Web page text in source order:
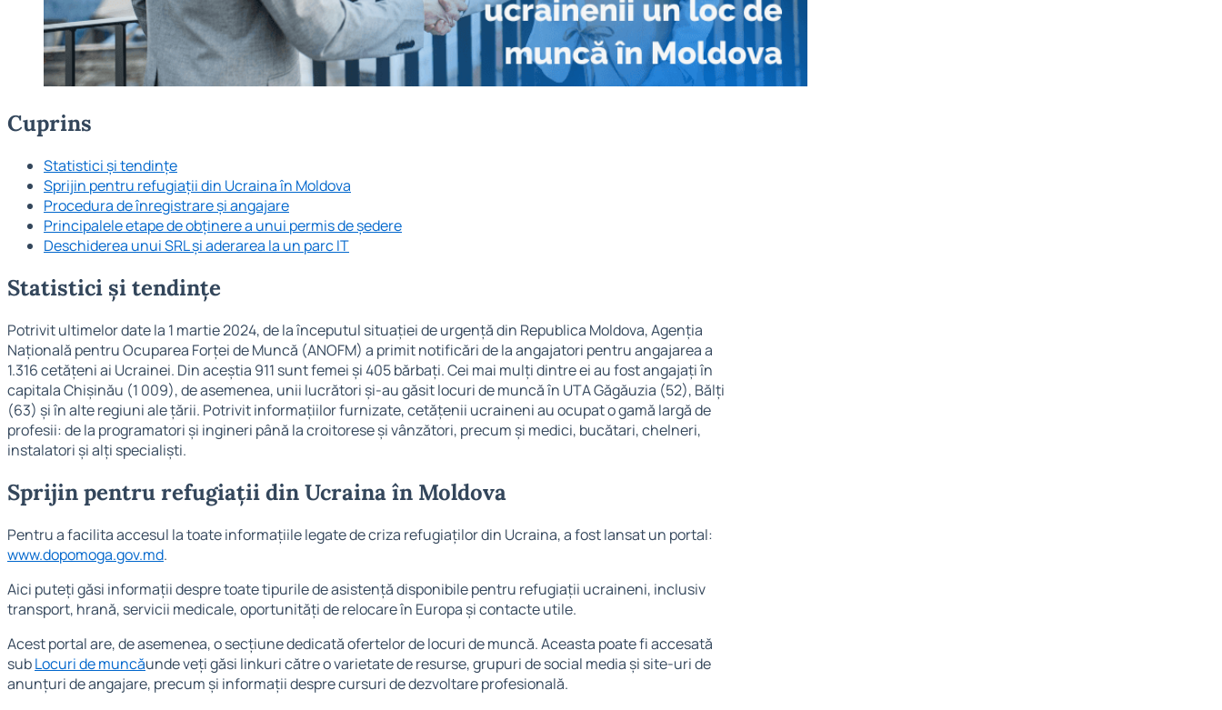
Cuprins
Statistici și tendințe
Sprijin pentru refugiații din Ucraina în Moldova
Procedura de înregistrare și angajare
Principalele etape de obținere a unui permis de ședere
Deschiderea unui SRL și aderarea la un parc IT
Statistici și tendințe
Potrivit ultimelor date la 1 martie 2024, de la începutul situației de urgență din Republica Moldova, Agenția
Națională pentru Ocuparea Forței de Muncă (ANOFM) a primit notificări de la angajatori pentru angajarea a
1.316 cetățeni ai Ucrainei. Din aceștia 911 sunt femei și 405 bărbați. Cei mai mulți dintre ei au fost angajați în
capitala Chișinău (1 009), de asemenea, unii lucrători și-au găsit locuri de muncă în UTA Găgăuzia (52), Bălți
(63) și în alte regiuni ale țării. Potrivit informațiilor furnizate, cetățenii ucraineni au ocupat o gamă largă de
profesii: de la programatori și ingineri până la croitorese și vânzători, precum și medici, bucătari, chelneri,
instalatori și alți specialiști.
Sprijin pentru refugiații din Ucraina în Moldova
Pentru a facilita accesul la toate informațiile legate de criza refugiaților din Ucraina, a fost lansat un portal:
www.dopomoga.gov.md.
Aici puteți găsi informații despre toate tipurile de asistență disponibile pentru refugiații ucraineni, inclusiv
transport, hrană, servicii medicale, oportunități de relocare în Europa și contacte utile.
Acest portal are, de asemenea, o secțiune dedicată ofertelor de locuri de muncă. Aceasta poate fi accesată
subLocuri de muncăunde veți găsi linkuri către o varietate de resurse, grupuri de social media și site-uri de
anunțuri de angajare, precum și informații despre cursuri de dezvoltare profesională.